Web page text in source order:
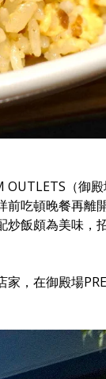
（御
前吃頓晚餐再離
炒飯頗為美味，
，在御殿場